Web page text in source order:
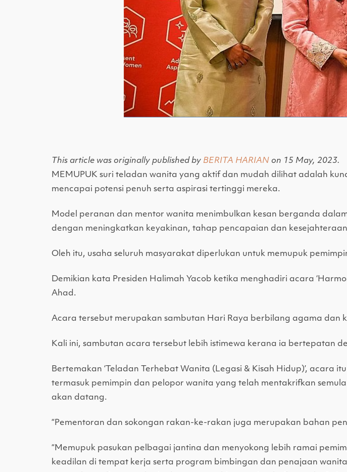
This article was originally published by BERITA HARIAN on 15 May, 2023.
MEMUPUK suri teladan wanita yang aktif dan mudah dilihat adalah
mencapai potensi penuh serta aspirasi tertinggi mereka.
Model peranan dan mentor wanita menimbulkan kesan berganda
dengan meningkatkan keyakinan, tahap pencapaian dan
Oleh itu, usaha seluruh masyarakat diperlukan untuk memupuk
Demikian kata Presiden Halimah Yacob ketika menghadiri acara
Ahad.
Acara tersebut merupakan sambutan Hari Raya berbilang agama dan
Kali ini, sambutan acara tersebut lebih istimewa kerana ia bertepatan
Bertemakan ‘Teladan Terhebat Wanita (Legasi & Kisah Hidup)’,
termasuk pemimpin dan pelopor wanita yang telah mentakrifkan
akan datang.
“Pementoran dan sokongan rakan-ke-rakan juga merupakan bahan
“Memupuk pasukan pelbagai jantina dan menyokong lebih ramai
keadilan di tempat kerja serta program bimbingan dan penajaan